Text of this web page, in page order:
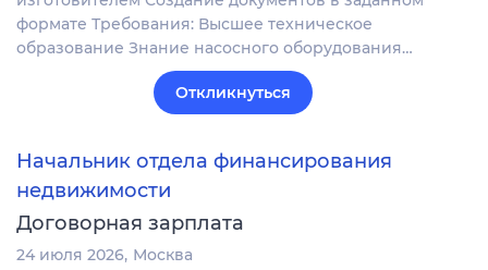
формате Требования: Высшее техническое
образование Знание насосного оборудования…
Откликнуться
Начальник отдела финансирования
недвижимости
Договорная зарплата
24 июля 2026 Москва